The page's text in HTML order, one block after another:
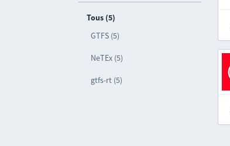
Tous (5)
GTFS (5)
NeTEx (5)
gtfs-rt (5)